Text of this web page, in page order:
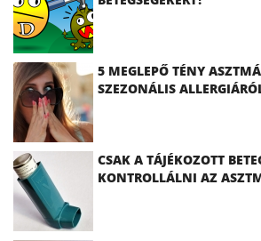
5 MEGLEPŐ TÉNY
SZEZONÁLIS
CSAK A TÁJÉKOZOTT
KONTROLLÁLNI AZ